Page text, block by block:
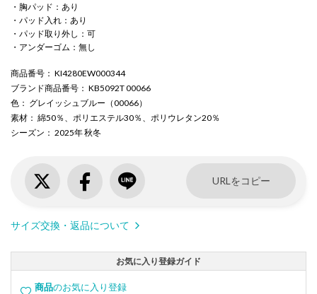
・胸パッド：あり
・パッド入れ：あり
・パッド取り外し：可
・アンダーゴム：無し
商品番号 ： KI4280EW000344
ブランド商品番号 ： KB5092T 00066
色 ： グレイッシュブルー（00066）
素材 ： 綿50％、ポリエステル30％、ポリウレタン20％
シーズン ： 2025年 秋冬
URLをコピー
サイズ交換・返品について
お気に入り登録ガイド
商品のお気に入り登録